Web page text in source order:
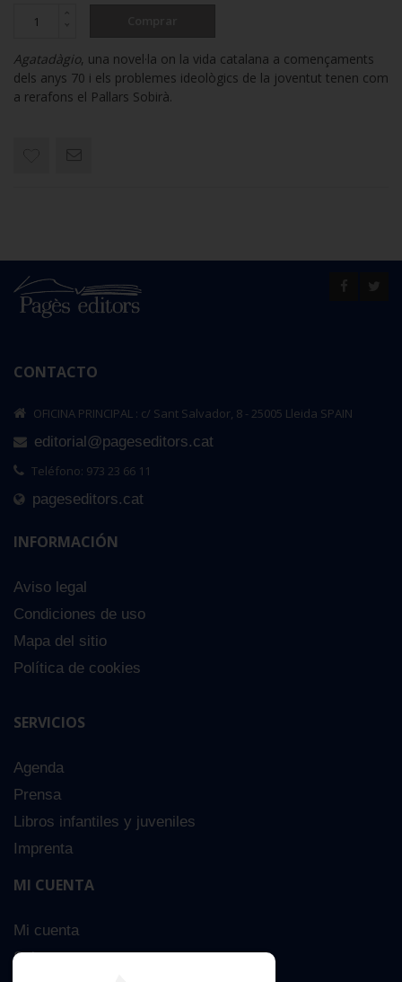
Agatadàgio, una novel·la on la vida catalana a començaments
dels anys 70 i els problemes ideològics de la joventut tenen com
a rerafons el Pallars Sobirà.
CONTACTO
OFICINA PRINCIPAL : c/ Sant Salvador, 8 - 25005 Lleida SPAIN
editorial@pageseditors.cat
Teléfono: 973 23 66 11
pageseditors.cat
INFORMACIÓN
Aviso legal
Condiciones de uso
Mapa del sitio
Política de cookies
SERVICIOS
Agenda
Prensa
Libros infantiles y juveniles
Imprenta
MI CUENTA
Mi cuenta
Sobre nosotros